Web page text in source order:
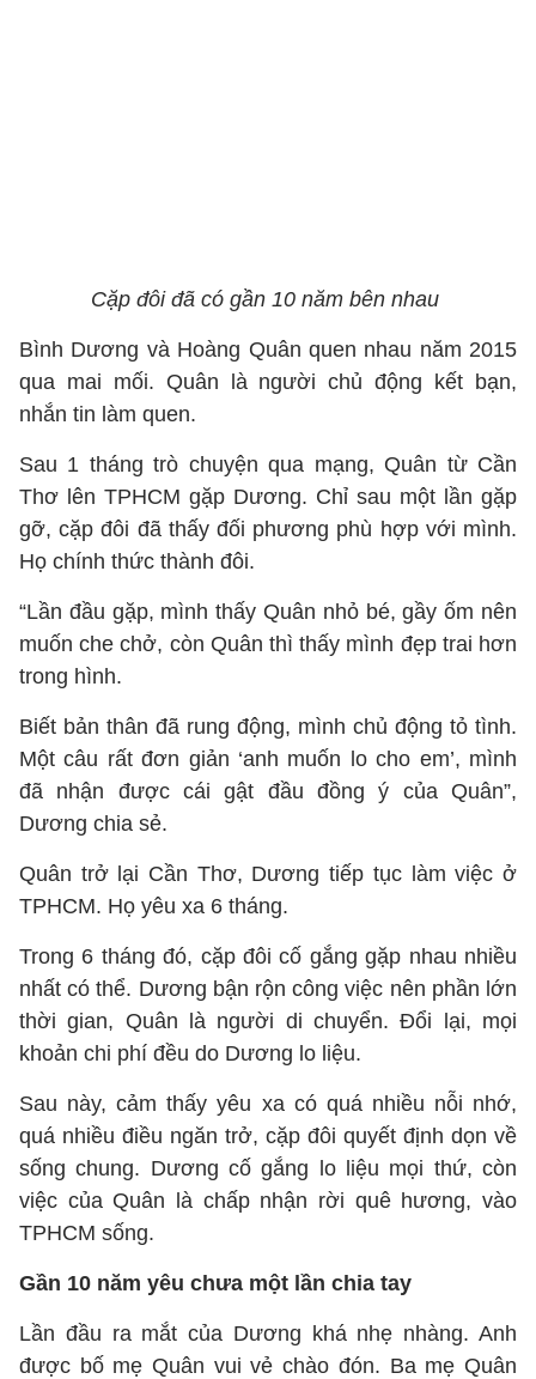
Cặp đôi đã có gần 10 năm bên nhau
Bình Dương và Hoàng Quân quen nhau năm 2015
qua mai mối. Quân là người chủ động kết bạn,
nhắn tin làm quen.
Sau 1 tháng trò chuyện qua mạng, Quân từ Cần
Thơ lên TPHCM gặp Dương. Chỉ sau một lần gặp
gỡ, cặp đôi đã thấy đối phương phù hợp với mình.
Họ chính thức thành đôi.
“Lần đầu gặp, mình thấy Quân nhỏ bé, gầy ốm nên
muốn che chở, còn Quân thì thấy mình đẹp trai hơn
trong hình.
Biết bản thân đã rung động, mình chủ động tỏ tình.
Một câu rất đơn giản ‘anh muốn lo cho em’, mình
đã nhận được cái gật đầu đồng ý của Quân”,
Dương chia sẻ.
Quân trở lại Cần Thơ, Dương tiếp tục làm việc ở
TPHCM. Họ yêu xa 6 tháng.
Trong 6 tháng đó, cặp đôi cố gắng gặp nhau nhiều
nhất có thể. Dương bận rộn công việc nên phần lớn
thời gian, Quân là người di chuyển. Đổi lại, mọi
khoản chi phí đều do Dương lo liệu.
Sau này, cảm thấy yêu xa có quá nhiều nỗi nhớ,
quá nhiều điều ngăn trở, cặp đôi quyết định dọn về
sống chung. Dương cố gắng lo liệu mọi thứ, còn
việc của Quân là chấp nhận rời quê hương, vào
TPHCM sống.
Gần 10 năm yêu chưa một lần chia tay
Lần đầu ra mắt của Dương khá nhẹ nhàng. Anh
được bố mẹ Quân vui vẻ chào đón. Ba mẹ Quân